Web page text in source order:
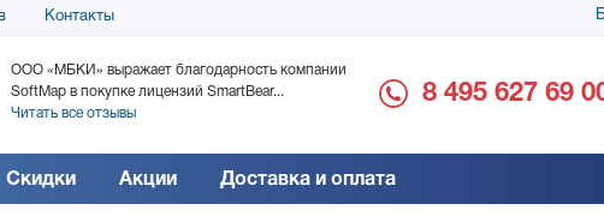
Контакты
ООО «МБКИ» выражает благодарность компании
SoftMap в покупке лицензий SmartBear...
Читать все отзывы
благодарность за
8 495 627 69
Скидки Акции Доставка и оплата